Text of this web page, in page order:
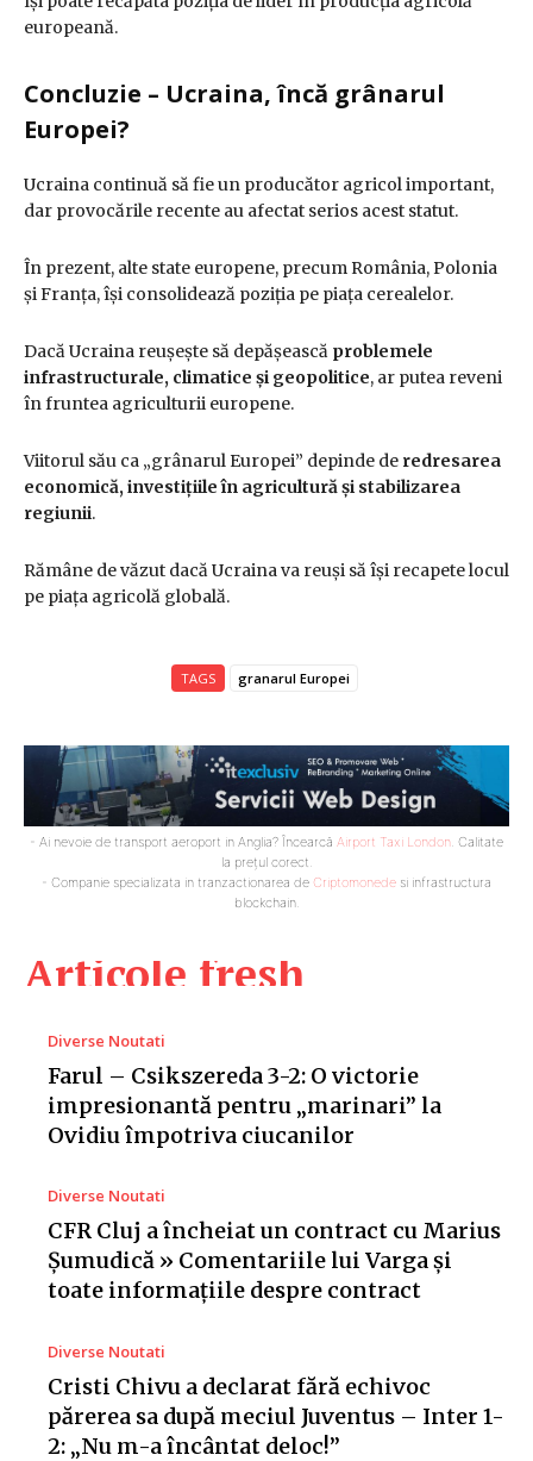
Articole fresh
Diverse Noutati
Farul – Csikszereda 3-2: O victorie
impresionantă pentru „marinari” la
Ovidiu împotriva ciucanilor
Diverse Noutati
CFR Cluj a încheiat un contract cu Marius
Șumudică » Comentariile lui Varga și
toate informațiile despre contract
Diverse Noutati
Cristi Chivu a declarat fără echivoc
părerea sa după meciul Juventus – Inter 1-
2: „Nu m-a încântat deloc!”
europeană.
Concluzie – Ucraina, încă grânarul
Europei?
Ucraina continuă să fie un producător agricol important,
dar provocările recente au afectat serios acest statut.
În prezent, alte state europene, precum România, Polonia
și Franța, își consolidează poziția pe piața cerealelor.
Dacă Ucraina reușește să depășească problemele
infrastructurale, climatice și geopolitice, ar putea reveni
în fruntea agriculturii europene.
Viitorul său ca „grânarul Europei” depinde de redresarea
economică, investițiile în agricultură și stabilizarea
regiunii.
Rămâne de văzut dacă Ucraina va reuși să își recapete locul
pe piața agricolă globală.
TAGS granarul Europei
- Ai nevoie de transport aeroport in Anglia? Încearcă Airport Taxi London . Calitate
la prețul corect.
- Companie specializata in tranzactionarea de Criptomonede si infrastructura
blockchain.